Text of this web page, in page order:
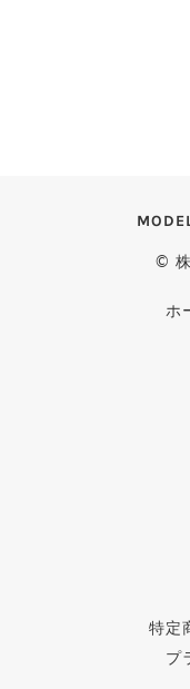
©
ホ
特定
プ